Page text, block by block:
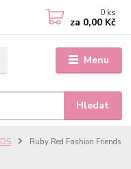
Menu
Hledat
0 ks
za 0,00 Kč
Ruby Red Fashion Friends